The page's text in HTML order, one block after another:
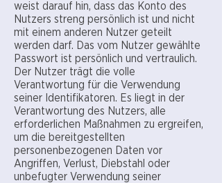
weist darauf hin, dass das Konto des
Nutzers streng persönlich ist und nicht
mit einem anderen Nutzer geteilt
werden darf. Das vom Nutzer gewählte
Passwort ist persönlich und vertraulich.
Der Nutzer trägt die volle
Verantwortung für die Verwendung
seiner Identifikatoren. Es liegt in der
Verantwortung des Nutzers, alle
erforderlichen Maßnahmen zu ergreifen,
um die bereitgestellten
personenbezogenen Daten vor
Angriffen, Verlust, Diebstahl oder
unbefugter Verwendung seiner